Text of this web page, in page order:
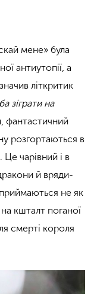
мене» була
антиутопії, а
літкритик
зіграти на
фантастичний
розгортаються в
Це чарівний і в
й вряди-
не як
кшталт поганої
смерті короля